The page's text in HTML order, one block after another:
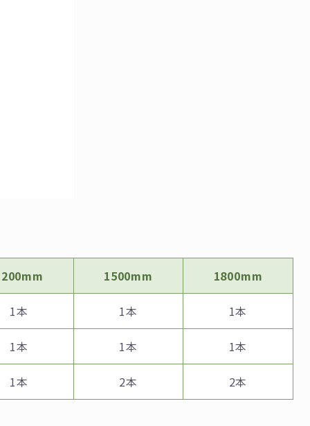
1500mm 1800mm
1本 1本 1本
1本 1本 1本
1本 2本 2本